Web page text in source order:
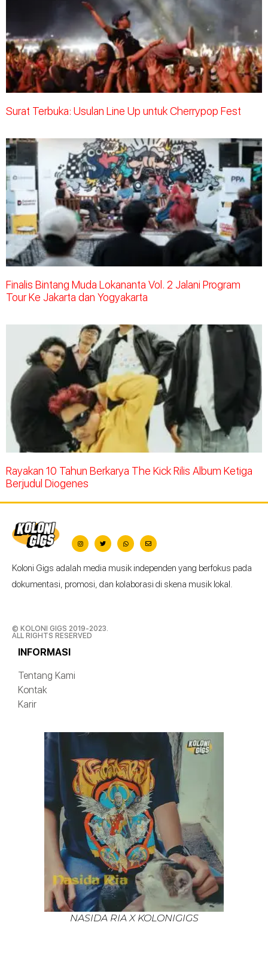
Surat Terbuka: Usulan Line Up untuk Cherrypop Fest
Finalis Bintang Muda Lokananta Vol. 2 Jalani Program
Tour Ke Jakarta dan Yogyakarta
Rayakan 10 Tahun Berkarya The Kick Rilis Album Ketiga
Berjudul Diogenes
Koloni Gigs adalah media musik independen yang berfokus pada
dokumentasi, promosi, dan kolaborasi di skena musik lokal.
© KOLONI GIGS 2019-2023.
ALL RIGHTS RESERVED
INFORMASI
Tentang Kami
Kontak
Karir
NASIDA RIA X KOLONIGIGS